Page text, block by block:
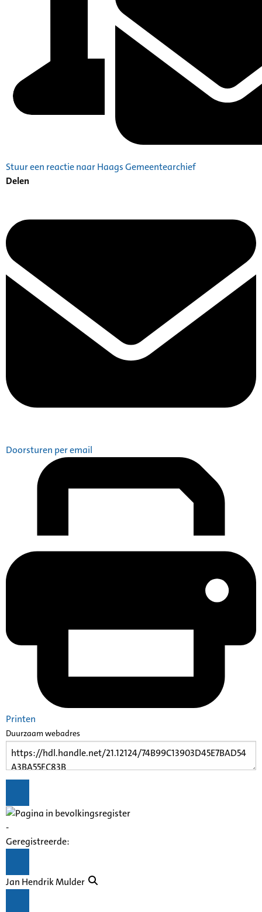
Stuur een reactie naar Haags Gemeentearchief
Delen
Doorsturen per email
Printen
Duurzaam webadres
-
Geregistreerde:
Jan Hendrik Mulder